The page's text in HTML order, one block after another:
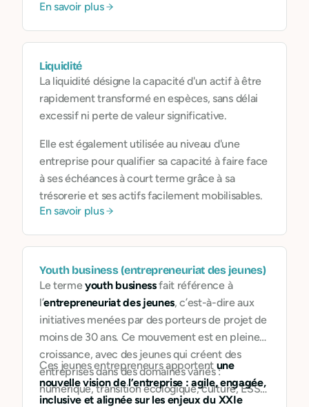
En savoir plus
Liquidité
La liquidité désigne la capacité d'un actif à être
rapidement transformé en espèces, sans délai
excessif ni perte de valeur significative.
Elle est également utilisée au niveau d'une
entreprise pour qualifier sa capacité à faire face
à ses échéances à court terme grâce à sa
trésorerie et ses actifs facilement mobilisables.
En savoir plus
Youth business (entrepreneuriat des jeunes)
Le termeyouth businessfait référence à
l’entrepreneuriat des jeunes, c’est-à-dire aux
initiatives menées par des porteurs de projet de
moins de 30 ans. Ce mouvement est en pleine
croissance, avec des jeunes qui créent des
entreprises dans des domaines variés :
numérique, transition écologique, culture, ESS…
Ces jeunes entrepreneurs apportent une
nouvelle vision de l’entreprise : agile, engagée,
inclusive et alignée sur les enjeux du XXIe